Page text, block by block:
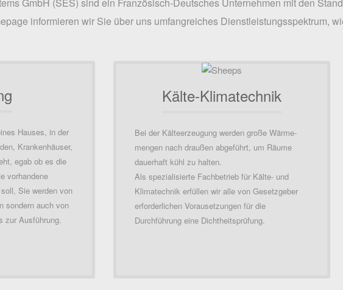
informieren wir Sie über uns umfangreiches Dienstleistungsspektrum,
Hauses, in der
Krankenhäuser,
egab ob es die
vorhandene
Sie werden von
sondern auch von
zur Ausführung.
Kälte-Klimatechnik
Bei der Kälteerzeugung werden große Wärme-
mengen nach draußen abgeführt, um Räume
dauerhaft kühl zu halten.
Als spezialisierte Fachbetrieb für Kälte- und
Klimatechnik erfüllen wir alle von Gesetzgeber
erforderlichen Vorausetzungen für die
Durchführung eine Dichtheitsprüfung.